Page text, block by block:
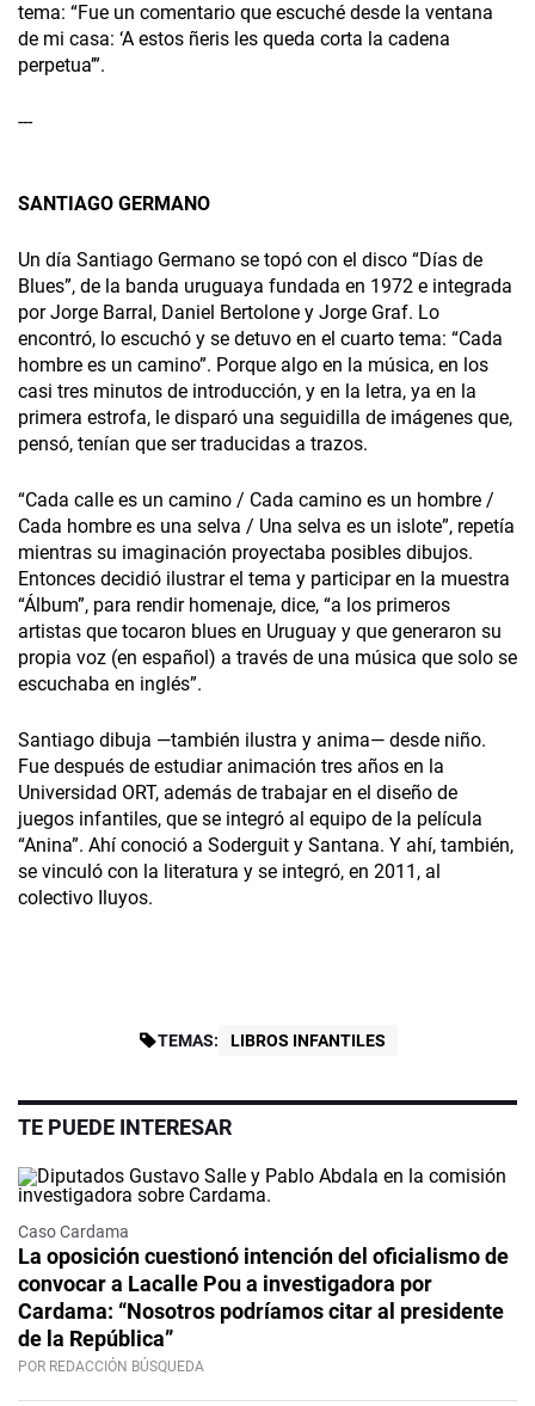
tema: “Fue un comentario que escuché desde la ventana
de mi casa: ‘A estos ñeris les queda corta la cadena
perpetua’”.
---
SANTIAGO GERMANO
Un día Santiago Germano se topó con el disco “Días de
Blues”, de la banda uruguaya fundada en 1972 e integrada
por Jorge Barral, Daniel Bertolone y Jorge Graf. Lo
encontró, lo escuchó y se detuvo en el cuarto tema: “Cada
hombre es un camino”. Porque algo en la música, en los
casi tres minutos de introducción, y en la letra, ya en la
primera estrofa, le disparó una seguidilla de imágenes que,
pensó, tenían que ser traducidas a trazos.
“Cada calle es un camino / Cada camino es un hombre /
Cada hombre es una selva / Una selva es un islote”, repetía
mientras su imaginación proyectaba posibles dibujos.
Entonces decidió ilustrar el tema y participar en la muestra
“Álbum”, para rendir homenaje, dice, “a los primeros
artistas que tocaron blues en Uruguay y que generaron su
propia voz (en español) a través de una música que solo se
escuchaba en inglés”.
Santiago dibuja —también ilustra y anima— desde niño.
Fue después de estudiar animación tres años en la
Universidad ORT, además de trabajar en el diseño de
juegos infantiles, que se integró al equipo de la película
“Anina”. Ahí conoció a Soderguit y Santana. Y ahí, también,
se vinculó con la literatura y se integró, en 2011, al
colectivo Iluyos.
TEMAS: LIBROS INFANTILES
TE PUEDE INTERESAR
Caso Cardama
La oposición cuestionó intención del oficialismo de
convocar a Lacalle Pou a investigadora por
Cardama: “Nosotros podríamos citar al presidente
de la República”
POR REDACCIÓN BÚSQUEDA